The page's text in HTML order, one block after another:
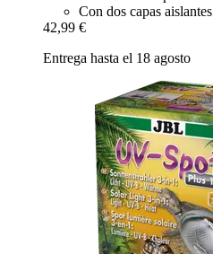
Con dos capas aislantes
42,99 €
Entrega hasta el 18 agosto